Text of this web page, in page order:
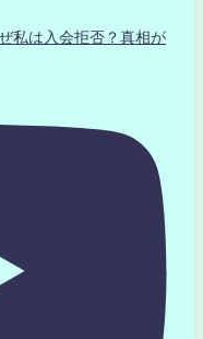
は入会拒否？真相が